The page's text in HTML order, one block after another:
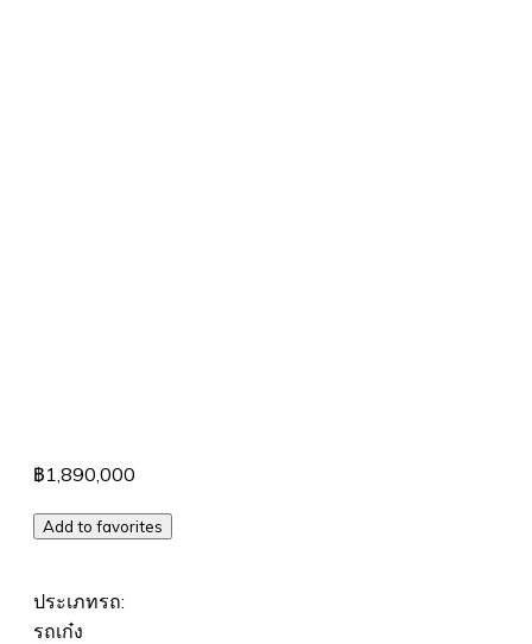
฿1,890,000
Add to favorites
ประเภทรถ:
รถเก๋ง